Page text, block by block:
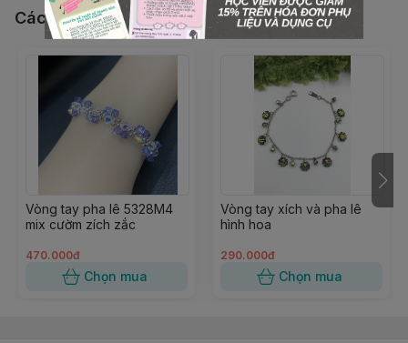
Các sản phẩm, dịch vụ khác
Vòng tay pha lê 5328M4
mix cườm zích zắc
470.000đ
Chọn mua
Vòng tay xích và pha lê
hình hoa
290.000đ
Chọn mua